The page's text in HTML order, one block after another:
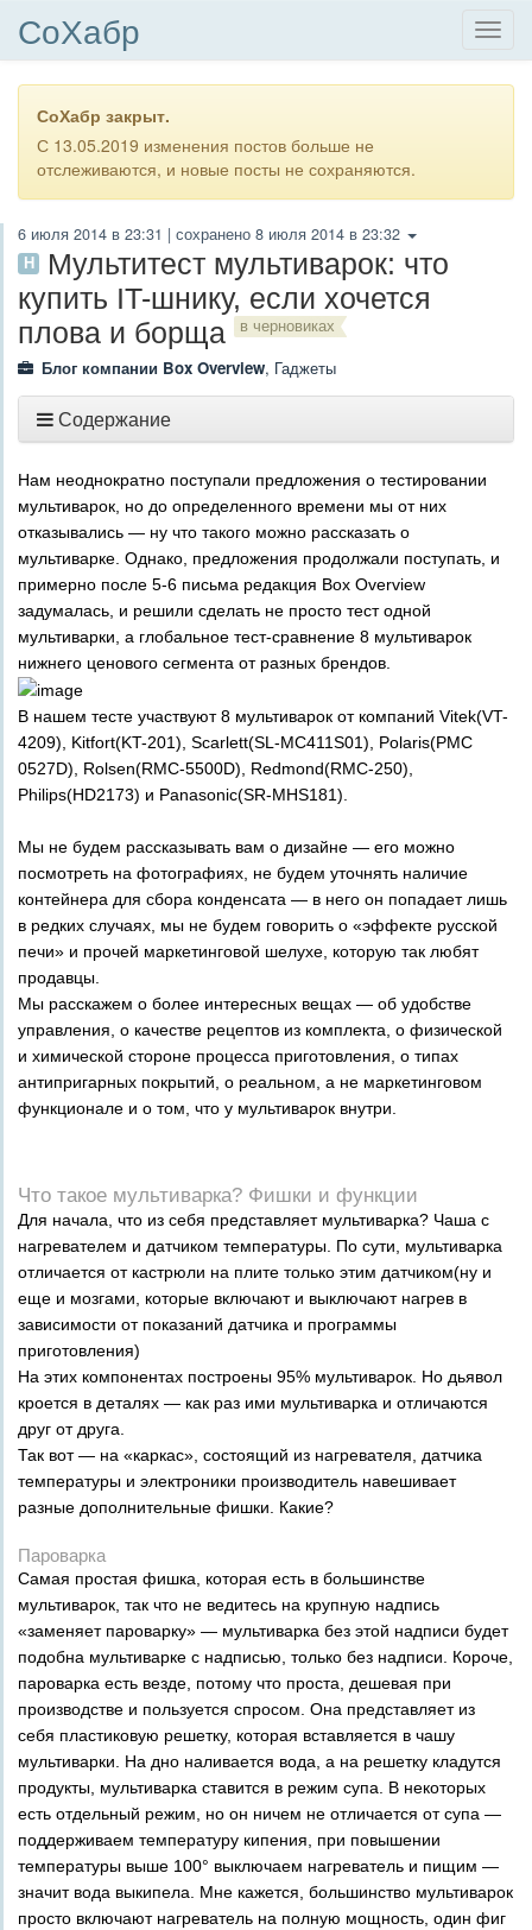
СоХабр
СоХабр закрыт.
С 13.05.2019 изменения постов больше не
отслеживаются, и новые посты не сохраняются.
6 июля 2014 в 23:31 | сохранено 8 июля 2014 в 23:32
H
Мультитест мультиварок: что
купить IT-шнику, если хочется
плова и борща
в черновиках
Блог компании Box Overview, Гаджеты
Содержание
Нам неоднократно поступали предложения о тестировании
мультиварок, но до определенного времени мы от них
отказывались — ну что такого можно рассказать о
мультиварке. Однако, предложения продолжали поступать, и
примерно после 5-6 письма редакция Box Overview
задумалась, и решили сделать не просто тест одной
мультиварки, а глобальное тест-сравнение 8 мультиварок
нижнего ценового сегмента от разных брендов.
В нашем тесте участвуют 8 мультиварок от компаний Vitek(VT-
4209), Kitfort(KT-201), Scarlett(SL-MC411S01), Polaris(PMC
0527D), Rolsen(RMC-5500D), Redmond(RMC-250),
Philips(HD2173) и Panasonic(SR-MHS181).
Мы не будем рассказывать вам о дизайне — его можно
посмотреть на фотографиях, не будем уточнять наличие
контейнера для сбора конденсата — в него он попадает лишь
в редких случаях, мы не будем говорить о «эффекте русской
печи» и прочей маркетинговой шелухе, которую так любят
продавцы.
Мы расскажем о более интересных вещах — об удобстве
управления, о качестве рецептов из комплекта, о физической
и химической стороне процесса приготовления, о типах
антипригарных покрытий, о реальном, а не маркетинговом
функционале и о том, что у мультиварок внутри.
Что такое мультиварка? Фишки и функции
Для начала, что из себя представляет мультиварка? Чаша с
нагревателем и датчиком температуры. По сути, мультиварка
отличается от кастрюли на плите только этим датчиком(ну и
еще и мозгами, которые включают и выключают нагрев в
зависимости от показаний датчика и программы
приготовления)
На этих компонентах построены 95% мультиварок. Но дьявол
кроется в деталях — как раз ими мультиварка и отличаются
друг от друга.
Так вот — на «каркас», состоящий из нагревателя, датчика
температуры и электроники производитель навешивает
разные дополнительные фишки. Какие?
Пароварка
Самая простая фишка, которая есть в большинстве
мультиварок, так что не ведитесь на крупную надпись
«заменяет пароварку» — мультиварка без этой надписи будет
подобна мультиварке с надписью, только без надписи. Короче,
пароварка есть везде, потому что проста, дешевая при
производстве и пользуется спросом. Она представляет из
себя пластиковую решетку, которая вставляется в чашу
мультиварки. На дно наливается вода, а на решетку кладутся
продукты, мультиварка ставится в режим супа. В некоторых
есть отдельный режим, но он ничем не отличается от супа —
поддерживаем температуру кипения, при повышении
температуры выше 100° выключаем нагреватель и пищим —
значит вода выкипела. Мне кажется, большинство мультиварок
просто включают нагреватель на полную мощность, один фиг